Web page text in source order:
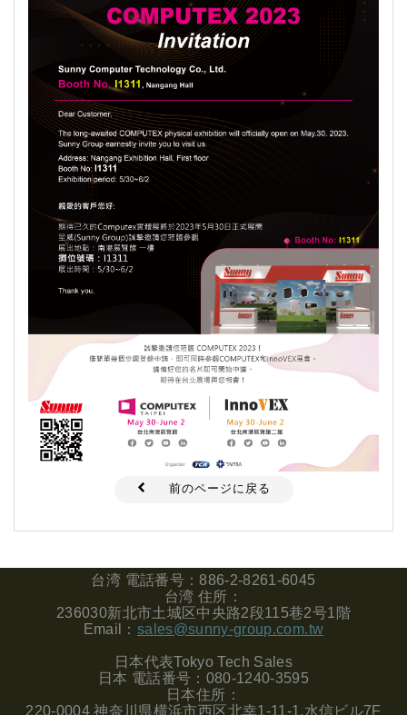
前のページに戻る
台湾 電話番号：886-2-8261-6045
台湾 住所：
236030新北市土城区中央路2段115巷2号1 階
Email
： sales@sunny-group.com.tw
日本代表Tokyo Tech Sales
日本 電話番号： 080-1240-3595
日本住所：
220-0004神奈川県横浜市西区北幸1-11-1,水信ビル7F